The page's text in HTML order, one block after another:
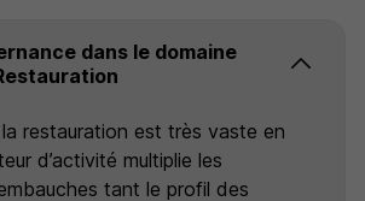
dans le domaine
restauration est très vaste en
d’activité multiplie les
tant le profil des